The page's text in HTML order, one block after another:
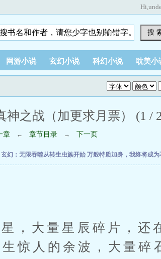
Hi,
搜
网游小说 玄幻小说 科幻小说 耽美小
神之战（加更求月票） (1 /
章 ← 章节目录 → 下一页
玄幻：无限吞噬从转生虫族开始 万般特质加身，我终将成为
大量星辰碎片，还
惊人的余波，大量碎